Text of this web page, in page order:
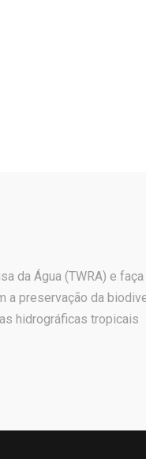
da Água (TWRA) e
a preservação da
hidrográficas tropicais